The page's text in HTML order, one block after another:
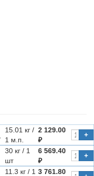
15.01 кг /
1 м.п.
2 129.00
₽
+
30 кг / 1
шт
6 569.40
₽
+
11.3 кг / 1 3 761.80